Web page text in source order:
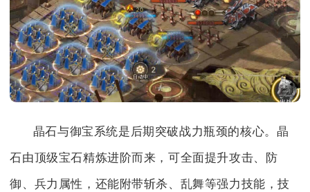
晶石与御宝系统是后期突破战力瓶颈的核心。晶
石由顶级宝石精炼进阶而来，可全面提升攻击、防
御、兵力属性，还能附带斩杀、乱舞等强力技能，技